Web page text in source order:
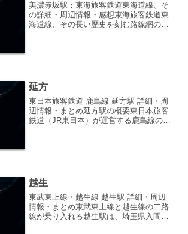
美濃赤坂駅：東海旅客鉄道東海道線、そ
の詳細・周辺情報・感想東海旅客鉄道東
海道線、その長い歴史を刻む路線網の中
延方
東日本旅客鉄道 鹿島線 延方駅 詳細・周
辺情報・まとめ延方駅の概要東日本旅客
鉄道（JR東日本）が運営する鹿島線の延
越生
東武東上線・越生線 越生駅 詳細・周辺
情報・まとめ東武東上線と越生線の二路
線が乗り入れる越生駅は、埼玉県入間郡